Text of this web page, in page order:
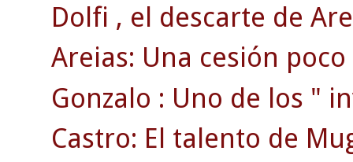
Dolfi , el descarte de
Areias: Una cesión
Gonzalo : Uno de los "
Castro: El talento de